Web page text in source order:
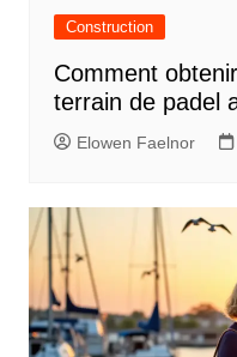
Construction
Comment
terrain de padel
Elowen Faelnor